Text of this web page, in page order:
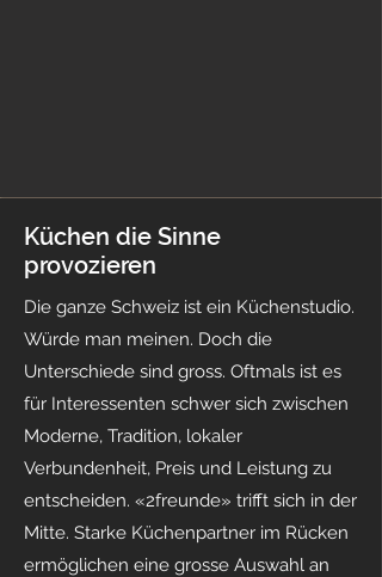
Küchen die Sinne
provozieren
Die ganze Schweiz ist ein Küchenstudio.
Würde man meinen. Doch die
Unterschiede sind gross. Oftmals ist es
für Interessenten schwer sich zwischen
Moderne, Tradition, lokaler
Verbundenheit, Preis und Leistung zu
entscheiden. «2freunde» trifft sich in der
Mitte. Starke Küchenpartner im Rücken
ermöglichen eine grosse Auswahl an